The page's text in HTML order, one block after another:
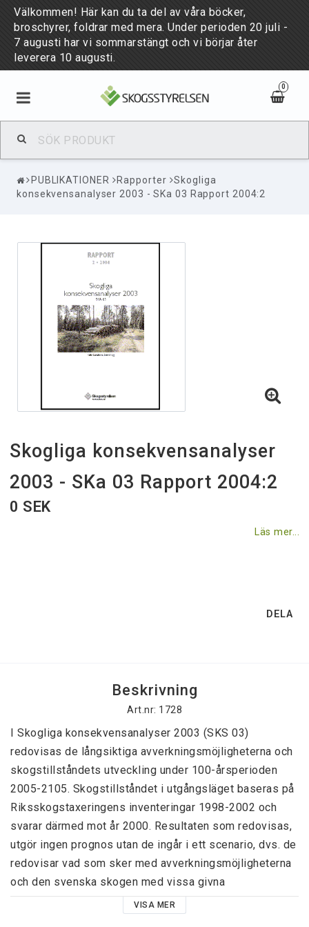
Välkommen! Här kan du ta del av våra böcker,
broschyrer, foldrar med mera. Under perioden 20 juli -
7 augusti har vi sommarstängt och vi börjar åter
leverera 10 augusti.
0
BÖCKER & BROSCHYRER
PUBLIKATIONER
NYHETER
PUBLICATIONS
Villkor & rabatter
Till skogsstyrelsen.se
PUBLIKATIONER Rapporter
Skogliga
konsekvensanalyser 2003 - SKa 03 Rapport 2004:2
Skogliga konsekvensanalyser
2003 - SKa 03 Rapport 2004:2
0 SEK
Läs mer...
DELA
Beskrivning
Art.nr: 1728
I Skogliga konsekvensanalyser 2003 (SKS 03)
redovisas de långsiktiga avverkningsmöjligheterna och
skogstillståndets utveckling under 100-årsperioden
2005-2105. Skogstillståndet i utgångsläget baseras på
Riksskogstaxeringens inventeringar 1998-2002 och
svarar därmed mot år 2000. Resultaten som redovisas,
utgör ingen prognos utan de ingår i ett scenario, dvs. de
redovisar vad som sker med avverkningsmöjligheterna
och den svenska skogen med vissa givna
förutsättningar beträffande skogsutnyttjandet och
VISA MER